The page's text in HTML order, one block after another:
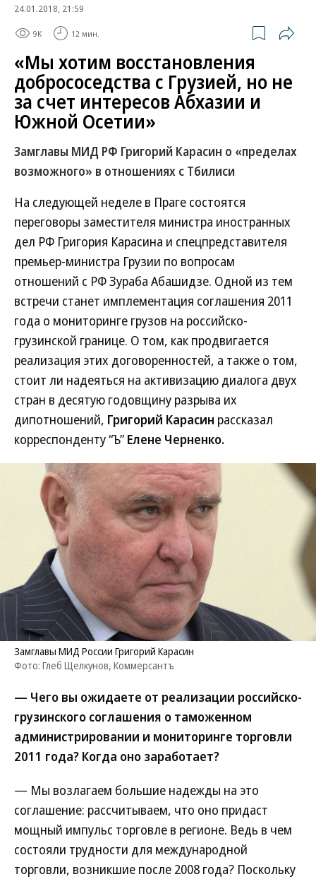
24.01.2018, 21:59
9K 12 мин.
«Мы хотим восстановления
добрососедства с Грузией, но не
за счет интересов Абхазии и
Южной Осетии»
Замглавы МИД РФ Григорий Карасин о «пределах
возможного» в отношениях с Тбилиси
На следующей неделе в Праге состоятся
переговоры заместителя министра иностранных
дел РФ Григория Карасина и спецпредставителя
премьер-министра Грузии по вопросам
отношений с РФ Зураба Абашидзе. Одной из тем
встречи станет имплементация соглашения 2011
года о мониторинге грузов на российско-
грузинской границе. О том, как продвигается
реализация этих договоренностей, а также о том,
стоит ли надеяться на активизацию диалога двух
стран в десятую годовщину разрыва их
дипотношений, Григорий Карасин рассказал
корреспонденту “Ъ” Елене Черненко.
Замглавы МИД России Григорий Карасин
Фото: Глеб Щелкунов, Коммерсантъ
— Чего вы ожидаете от реализации российско-
грузинского соглашения о таможенном
администрировании и мониторинге торговли
2011 года? Когда оно заработает?
— Мы возлагаем большие надежды на это
соглашение: рассчитываем, что оно придаст
мощный импульс торговле в регионе. Ведь в чем
состояли трудности для международной
торговли, возникшие после 2008 года? Поскольку